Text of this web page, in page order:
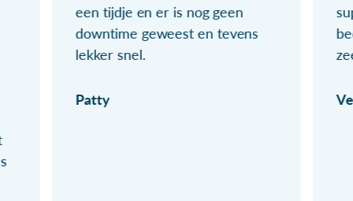
een tijdje en er is nog geen
downtime geweest en tevens
lekker snel.
Patty